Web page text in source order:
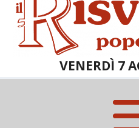
VENERDÌ 7